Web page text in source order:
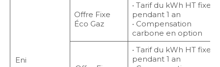
Eni
Offre Fixe
Éco Gaz
• Tarif du kWh HT fixe
pendant 1 an
• Compensation
carbone en option
• Tarif du kWh HT fixe
pendant 1 an